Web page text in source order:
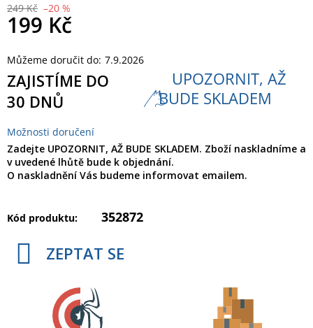
249 Kč –20 %
199 Kč
cena:
Můžeme doručit do: 7.9.2026
ZAJISTÍME DO
30 DNŮ
UPOZORNIT, AŽ
BUDE SKLADEM
Možnosti doručení
Zadejte UPOZORNIT, AŽ BUDE SKLADEM. Zboží naskladníme a
v uvedené lhůtě bude k objednání.
O naskladnění Vás budeme informovat emailem.
Kód produktu: 352872
ZEPTAT SE